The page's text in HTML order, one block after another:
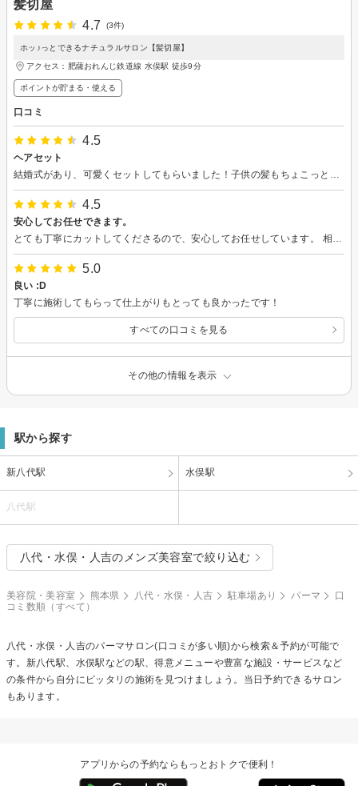
髪切屋
4.7
(3件)
ホッ♪っとできるナチュラルサロン【髪切屋】
アクセス：肥薩おれんじ鉄道線 水俣駅 徒歩9分
ポイントが貯まる・使える
口コミ
4.5
ヘアセット
4.5
安心してお任せできます。
5.0
良い :D
丁寧に施術してもらって仕上がりもとっても良かったです！
すべての口コミを見る
その他の情報を表示
駅から探す
新八代駅 水俣駅
八代駅
八代・水俣・人吉のメンズ美容室で絞り込む
美容院・美容室 熊本県 八代・水俣・人吉 駐車場あり パーマ
口
コミ数順（すべて）
八代・水俣・人吉のパーマサロン(口コミが多い順)から検索＆予約が可能で
す。新八代駅、水俣駅などの駅、得意メニューや豊富な施設・サービスなど
の条件から自分にピッタリの施術を見つけましょう。当日予約できるサロン
もあります。
アプリからの予約ならもっとおトクで便利！